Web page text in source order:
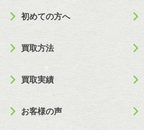
初めての方へ
買取方法
買取実績
お客様の声